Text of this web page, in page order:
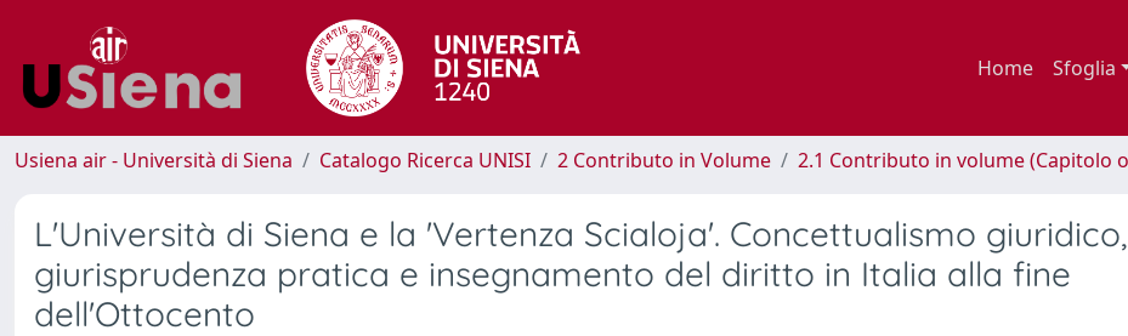
Home Sfoglia
Usiena air - Università di Siena Catalogo Ricerca UNISI 2 Contributo in Volume 2.1 Contributo in volume (Capitolo
L'Università di Siena e la 'Vertenza Scialoja'. Concettualismo giuridico,
giurisprudenza pratica e insegnamento del diritto in Italia alla fine
dell'Ottocento